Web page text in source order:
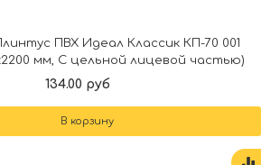
ПВХ Идеал Классик КП-70 001
мм, С цельной лицевой частью)
134.00 руб
В корзину